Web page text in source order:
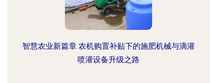
智慧农业新篇章 农机购置补贴下的施肥机械与滴灌
喷灌设备升级之路